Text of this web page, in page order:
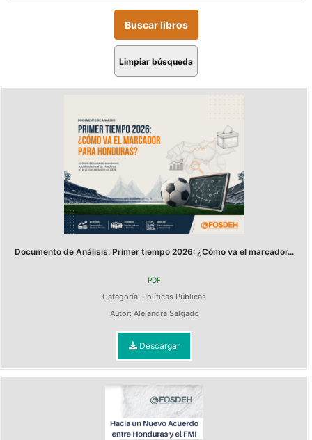
Limpiar búsqueda
Documento de Análisis: Primer tiempo 2026: ¿Cómo va el marcador...
PDF
Categoría: Políticas Públicas
Autor: Alejandra Salgado
Descargar